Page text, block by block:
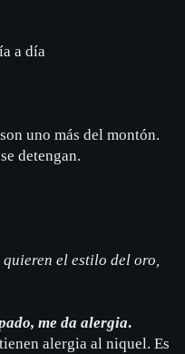
a día
uno más del montón.
detengan.
el estilo del oro,
me da alergia.
alergia al niquel. Es